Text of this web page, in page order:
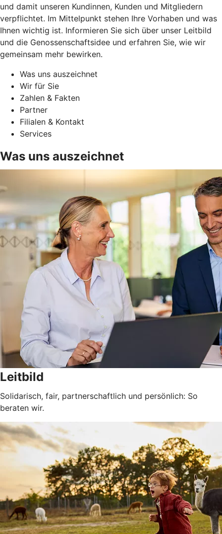
und damit unseren Kundinnen, Kunden und Mitgliedern
verpflichtet. Im Mittelpunkt stehen Ihre Vorhaben und was
Ihnen wichtig ist. Informieren Sie sich über unser Leitbild
und die Genossenschaftsidee und erfahren Sie, wie wir
gemeinsam mehr bewirken.
Was uns auszeichnet
Wir für Sie
Zahlen & Fakten
Partner
Filialen & Kontakt
Services
Was uns auszeichnet
Leitbild
Solidarisch, fair, partnerschaftlich und persönlich: So
beraten wir.